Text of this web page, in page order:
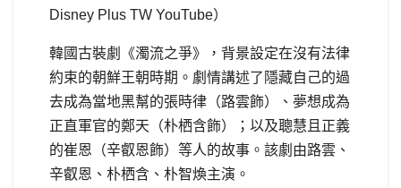
Disney Plus TW YouTube）
韓國古裝劇《濁流之爭》，背景設定在沒有法律
約束的朝鮮王朝時期。劇情講述了隱藏自己的過
去成為當地黑幫的張時律（路雲飾）、夢想成為
正直軍官的鄭天（朴栖含飾）；以及聰慧且正義
的崔恩（辛叡恩飾）等人的故事。該劇由路雲、
辛叡恩、朴栖含、朴智煥主演。